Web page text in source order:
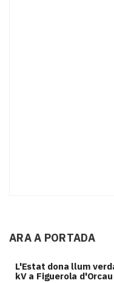
ARA A PORTADA
L'Estat dona llum
kV a Figuerola d'Orcau